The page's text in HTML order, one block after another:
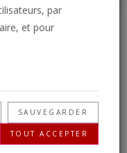
? La plupart des
par
être sûr ?
par
et pour
SAUVEGARDER
TOUT ACCEPTER